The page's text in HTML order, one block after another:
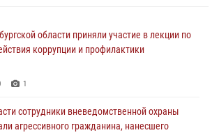
области приняли участие в лекции по
коррупции и профилактики
1
сотрудники вневедомственной охраны
агрессивного гражданина, нанесшего